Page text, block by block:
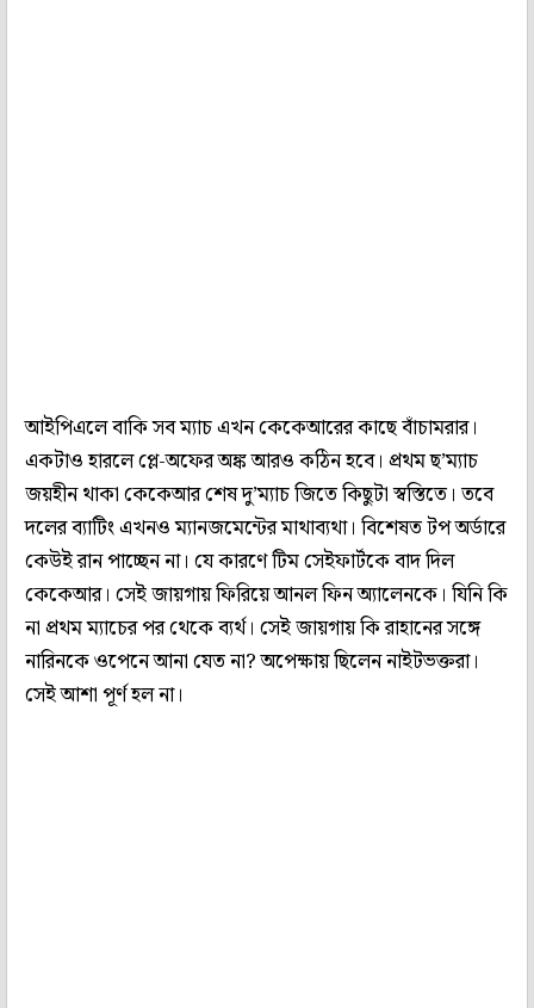
আইপিএলে বাকি সব ম্যাচ এখন কেকেআরের কাছে বাঁচামরার।
একটাও হারলে প্লে-অফের অঙ্ক আরও কঠিন হবে। প্রথম ছ’ম্যাচ
জয়হীন থাকা কেকেআর শেষ দু’ম্যাচ জিতে কিছুটা স্বস্তিতে। তবে
দলের ব্যাটিং এখনও ম্যানজমেন্টের মাথাব্যথা। বিশেষত টপ অর্ডারে
কেউই রান পাচ্ছেন না। যে কারণে টিম সেইফার্টকে বাদ দিল
কেকেআর। সেই জায়গায় ফিরিয়ে আনল ফিন অ্যালেনকে। যিনি কি
না প্রথম ম্যাচের পর থেকে ব্যর্থ। সেই জায়গায় কি রাহানের সঙ্গে
নারিনকে ওপেনে আনা যেত না? অপেক্ষায় ছিলেন নাইটভক্তরা।
সেই আশা পূর্ণ হল না।